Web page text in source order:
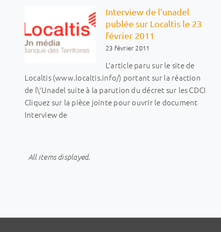
Interview de l’unadel
publée sur Localtis le 23
février 2011
23 février 2011
L'article paru sur le site de
Localtis (www.localtis.info/) portant sur la réaction
de l\'Unadel suite à la parution du décret sur les CDCI
Cliquez sur la pièce jointe pour ouvrir le document
Interview de
All items displayed.